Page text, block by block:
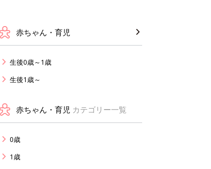
赤ちゃん・育児
生後0歳～1歳
生後1歳～
赤ちゃん・育児 カテゴリー一覧
0歳
1歳